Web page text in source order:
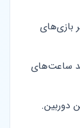
بازی‌های
ساعت‌های
دوربین.